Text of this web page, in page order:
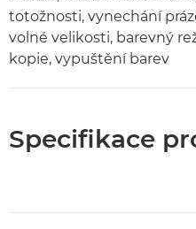
totožnosti, vynechání
volné velikosti, barevný
kopie, vypuštění barev
Specifikace